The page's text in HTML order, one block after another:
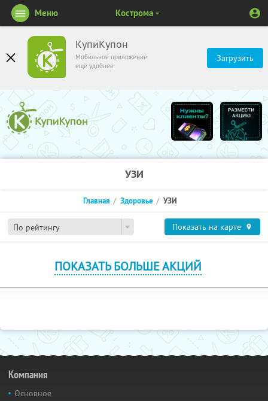
КупиКупон
Мобильное приложение
ещё удобнее
Загрузить
Меню Кострома
УЗИ
По рейтингу
Главная Здоровье УЗИ
Показать на карте
ПОКАЗАТЬ БОЛЬШЕ АКЦИЙ
Компания
Основное